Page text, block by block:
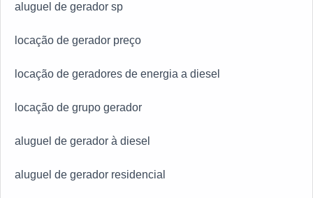
aluguel de gerador sp
locação de gerador preço
locação de geradores de energia a diesel
locação de grupo gerador
aluguel de gerador à diesel
aluguel de gerador residencial